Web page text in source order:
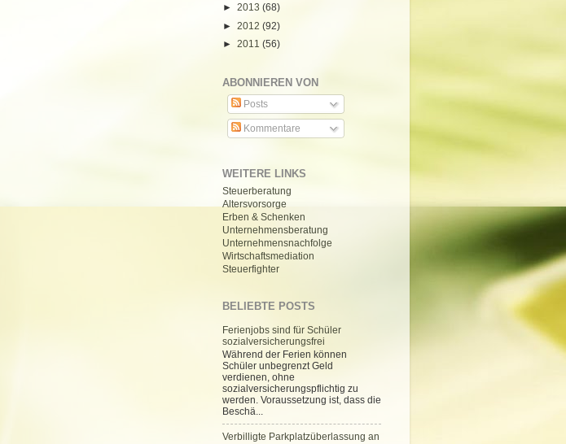
► 2013 (68)
► 2012 (92)
► 2011 (56)
ABONNIEREN VON
Posts
Kommentare
WEITERE LINKS
Steuerberatung
Altersvorsorge
Erben & Schenken
Unternehmensberatung
Unternehmensnachfolge
Wirtschaftsmediation
Steuerfighter
BELIEBTE POSTS
Ferienjobs sind für Schüler
sozialversicherungsfrei
Während der Ferien können
Schüler unbegrenzt Geld
verdienen, ohne
sozialversicherungspflichtig zu
werden. Voraussetzung ist, dass die
Beschä...
Verbilligte Parkplatzüberlassung an